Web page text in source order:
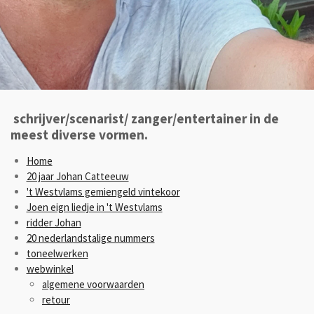
schrijver/scenarist/ zanger/entertainer in de
meest diverse vormen.
Home
20 jaar Johan Catteeuw
't Westvlams gemiengeld vintekoor
Joen eign liedje in 't Westvlams
ridder Johan
20 nederlandstalige nummers
toneelwerken
webwinkel
algemene voorwaarden
retour